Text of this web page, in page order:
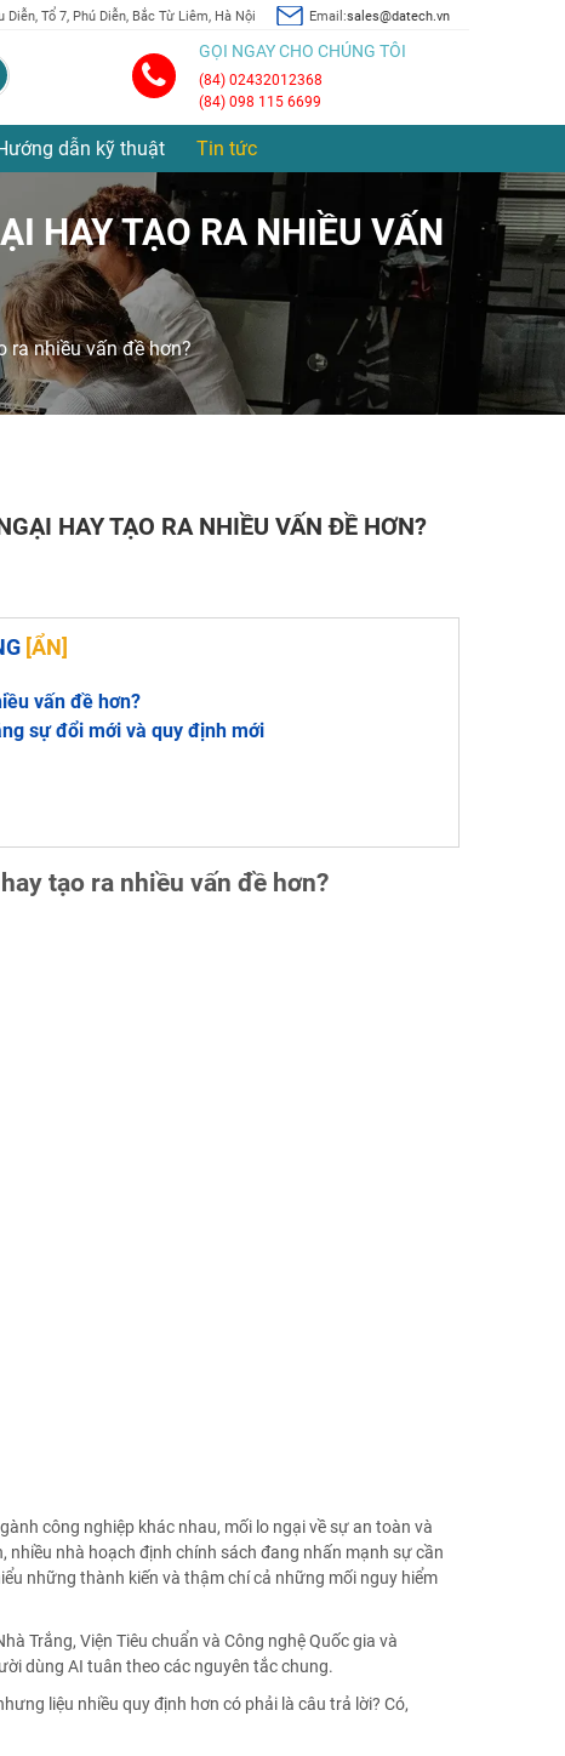
Diễn, Tổ 7, Phú Diễn, Bắc Từ Liêm, Hà Nội Email:sales@datech.vn
GỌI NGAY CHO CHÚNG TÔI
(84) 02432012368
(84) 098 115 6699
dẫn kỹ thuật Tin tức
HAY TẠO RA NHIỀU VẤN
ra nhiều vấn đề hơn?
HAY TẠO RA NHIỀU VẤN ĐỀ HƠN?
[ẨN]
vấn đề hơn?
sự đổi mới và quy định mới
tạo ra nhiều vấn đề hơn?
công nghiệp khác nhau, mối lo ngại về sự an toàn và
nhiều nhà hoạch định chính sách đang nhấn mạnh sự cần
những thành kiến và thậm chí cả những mối nguy hiểm
Trắng, Viện Tiêu chuẩn và Công nghệ Quốc gia và
dùng AI tuân theo các nguyên tắc chung.
liệu nhiều quy định hơn có phải là câu trả lời? Có,